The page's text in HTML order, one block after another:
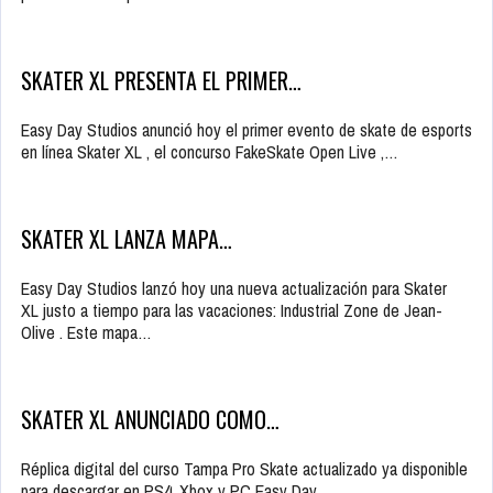
SKATER XL PRESENTA EL PRIMER…
Easy Day Studios anunció hoy el primer evento de skate de esports
en línea Skater XL , el concurso FakeSkate Open Live ,…
SKATER XL LANZA MAPA…
Easy Day Studios lanzó hoy una nueva actualización para Skater
XL justo a tiempo para las vacaciones: Industrial Zone de Jean-
Olive . Este mapa…
SKATER XL ANUNCIADO COMO…
Réplica digital del curso Tampa Pro Skate actualizado ya disponible